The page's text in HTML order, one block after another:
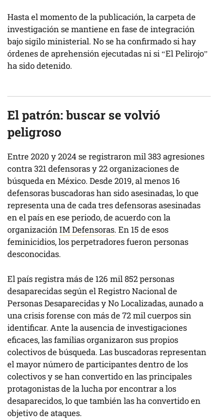
Hasta el momento de la publicación, la carpeta de
investigación se mantiene en fase de integración
bajo sigilo ministerial. No se ha confirmado si hay
órdenes de aprehensión ejecutadas ni si “El Pelirojo”
ha sido detenido.
El patrón: buscar se volvió
peligroso
Entre 2020 y 2024 se registraron mil 383 agresiones
contra 321 defensoras y 22 organizaciones de
búsqueda en México. Desde 2019, al menos 16
defensoras buscadoras han sido asesinadas, lo que
representa una de cada tres defensoras asesinadas
en el país en ese periodo, de acuerdo con la
organizaciónIM Defensoras. En 15 de esos
feminicidios, los perpetradores fueron personas
desconocidas.
El país registra más de 126 mil 852 personas
desaparecidas según el Registro Nacional de
Personas Desaparecidas y No Localizadas, aunado a
una crisis forense con más de 72 mil cuerpos sin
identificar. Ante la ausencia de investigaciones
eficaces, las familias organizaron sus propios
colectivos de búsqueda. Las buscadoras representan
el mayor número de participantes dentro de los
colectivos y se han convertido en las principales
protagonistas de la lucha por encontrar a los
desaparecidos, lo que también las ha convertido en
objetivo de ataques.